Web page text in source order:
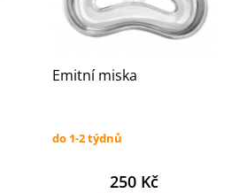
Emitní miska
do 1-2 týdnů
250 Kč